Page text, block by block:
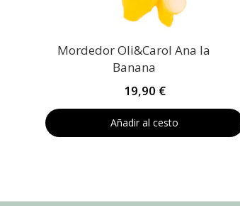
Mordedor Oli&Carol Ana la
Banana
19,90 €
Añadir al cesto